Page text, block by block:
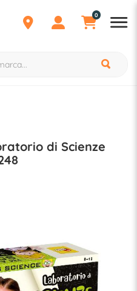
0
di Scienze